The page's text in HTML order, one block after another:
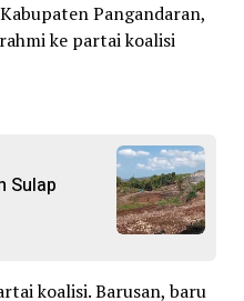
Pangandaran,
ke partai koalisi
Sulap
koalisi. Barusan, baru